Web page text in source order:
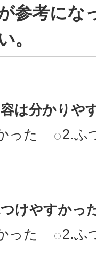
参考にな
。
は分かりや
った
2.ふ
けやすかっ
った
2.ふ